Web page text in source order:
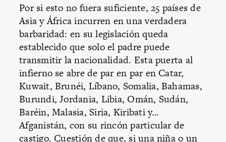
Por si esto no fuera suficiente, 25 países de
Asia y África incurren en una verdadera
barbaridad: en su legislación queda
establecido que solo el padre puede
transmitir la nacionalidad. Esta puerta al
infierno se abre de par en par en Catar,
Kuwait, Brunéi, Líbano, Somalia, Bahamas,
Burundi, Jordania, Libia, Omán, Sudán,
Baréin, Malasia, Siria, Kiribati y…
Afganistán, con su rincón particular de
castigo. Cuestión de que, si una niña o un